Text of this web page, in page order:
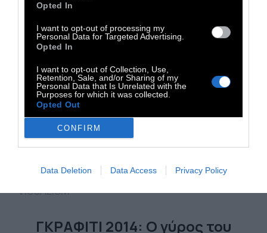
Opted In
I want to opt-out of processing my
Personal Data for Targeted Advertising.
Opted In
I want to opt-out of Collection, Use,
Retention, Sale, and/or Sharing of my
Personal Data that Is Unrelated with the
Purposes for which it was collected.
Opted Out
CONFIRM
Data Deletion Data Access Privacy Policy
VISUALISM
ΓΚΡΑΦΙΤΙ 2014: Ο γύρος του